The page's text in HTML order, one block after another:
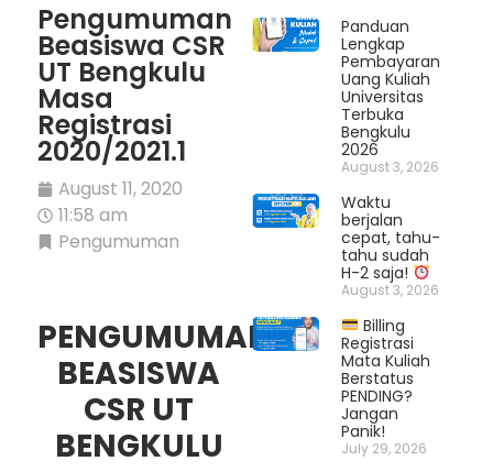
Pengumuman
Beasiswa CSR
UT Bengkulu
Masa
Registrasi
2020/2021.1
August 11, 2020
11:58 am
Pengumuman
PENGUMUMAN
BEASISWA
CSR UT
BENGKULU
Panduan
Lengkap
Pembayaran
Uang Kuliah
Universitas
Terbuka
Bengkulu
2026
August 3, 2026
Waktu
berjalan
cepat, tahu-
tahu sudah
H-2 saja!
August 3, 2026
Billing
Registrasi
Mata Kuliah
Berstatus
PENDING?
Jangan
Panik!
July 29, 2026